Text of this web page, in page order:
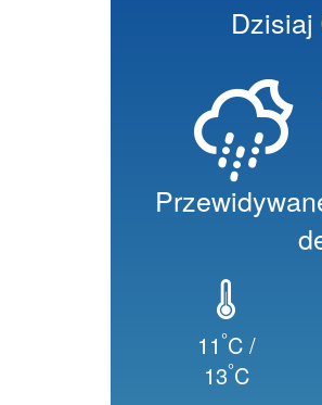
Dzisiaj
11°C /
13°C